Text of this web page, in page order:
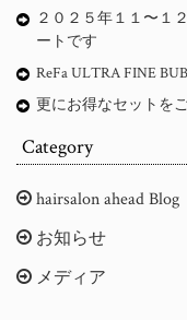
２０２５年１１〜１
ートです
ReFa ULTRA FINE
更にお得なセットを
Category
hairsalon ahead Blog
お知らせ
メディア